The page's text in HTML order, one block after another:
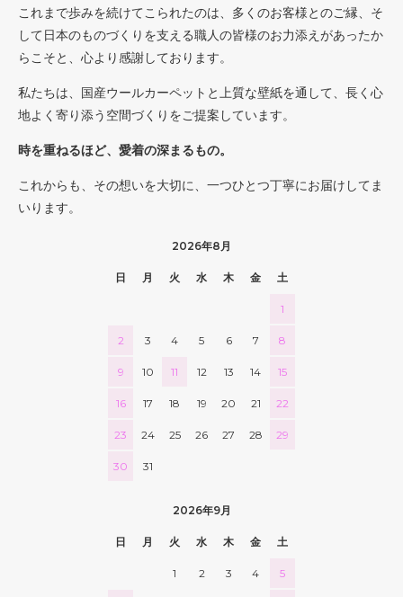
これまで歩みを続けてこられたのは、多くのお客様とのご縁、そ
して日本のものづくりを支える職人の皆様のお力添えがあったか
らこそと、心より感謝しております。
私たちは、国産ウールカーペットと上質な壁紙を通して、長く心
地よく寄り添う空間づくりをご提案しています。
時を重ねるほど、愛着の深まるもの。
これからも、その想いを大切に、一つひとつ丁寧にお届けしてま
いります。
2026年8月
日 月 火 水 木 金 土
1
2 3 4 5 6 7 8
9 10 11 12 13 14 15
16 17 18 19 20 21 22
23 24 25 26 27 28 29
30 31
2026年9月
日 月 火 水 木 金 土
1 2 3 4 5